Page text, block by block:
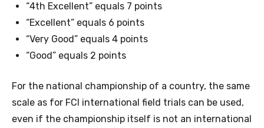
“4th Excellent” equals 7 points
“Excellent” equals 6 points
“Very Good” equals 4 points
“Good” equals 2 points
For the national championship of a country, the same
scale as for FCI international field trials can be used,
even if the championship itself is not an international